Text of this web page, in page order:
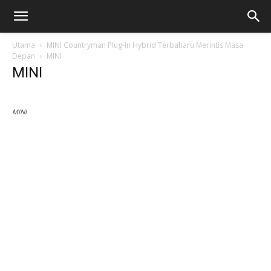
Utama
MINI Countryman Plug-In Hybrid Terbaharu Merintis Masa
Depan
MINI
MINI
MINI